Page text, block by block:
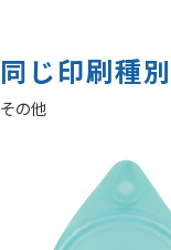
同じ印刷種別
その他